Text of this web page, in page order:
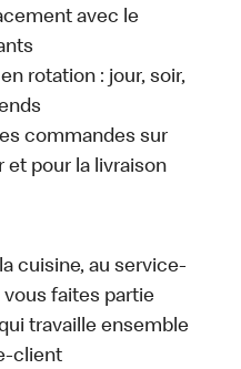
avec le
rotation : jour, soir,
commandes sur
et pour la livraison
cuisine, au service-
faites partie
travaille ensemble
client